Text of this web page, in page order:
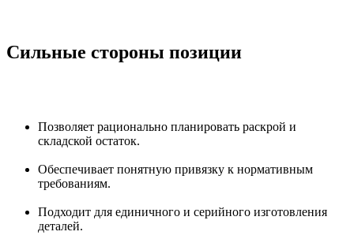
Сильные стороны позиции
Позволяет рационально планировать раскрой и
складской остаток.
Обеспечивает понятную привязку к нормативным
требованиям.
Подходит для единичного и серийного изготовления
деталей.